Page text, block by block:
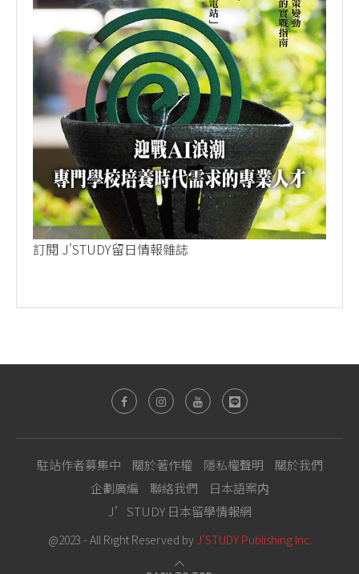
訂閱 J'STUDY留日情報雜誌
駐站作者募集中 關於著作權 隱私權聲明
關於我們
企劃廣編
聯絡我們
日本語案内
J’STUDY 日本留學情報網
@2023 - All Right Reserved by J'STUDY Publishing Inc.